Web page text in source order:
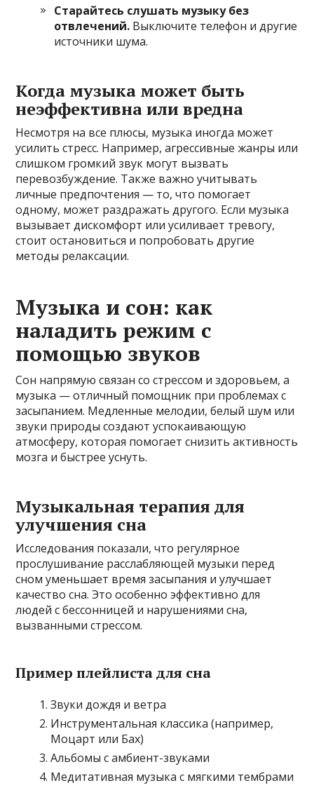
Старайтесь слушать музыку без
отвлечений. Выключите телефон и другие
источники шума.
Когда музыка может быть
неэффективна или вредна
Несмотря на все плюсы, музыка иногда может
усилить стресс. Например, агрессивные жанры или
слишком громкий звук могут вызвать
перевозбуждение. Также важно учитывать
личные предпочтения — то, что помогает
одному, может раздражать другого. Если музыка
вызывает дискомфорт или усиливает тревогу,
стоит остановиться и попробовать другие
методы релаксации.
Музыка и сон: как
наладить режим с
помощью звуков
Сон напрямую связан со стрессом и здоровьем, а
музыка — отличный помощник при проблемах с
засыпанием. Медленные мелодии, белый шум или
звуки природы создают успокаивающую
атмосферу, которая помогает снизить активность
мозга и быстрее уснуть.
Музыкальная терапия для
улучшения сна
Исследования показали, что регулярное
прослушивание расслабляющей музыки перед
сном уменьшает время засыпания и улучшает
качество сна. Это особенно эффективно для
людей с бессонницей и нарушениями сна,
вызванными стрессом.
Пример плейлиста для сна
Звуки дождя и ветра
Инструментальная классика (например,
Моцарт или Бах)
Альбомы с амбиент-звуками
Медитативная музыка с мягкими тембрами